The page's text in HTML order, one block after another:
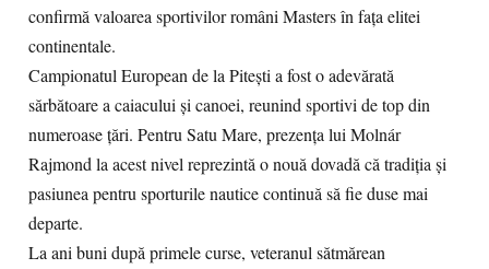
confirmă valoarea sportivilor români Masters în fața elitei
continentale.
Campionatul European de la Pitești a fost o adevărată
sărbătoare a caiacului și canoei, reunind sportivi de top din
numeroase țări. Pentru Satu Mare, prezența lui Molnár
Rajmond la acest nivel reprezintă o nouă dovadă că tradiția și
pasiunea pentru sporturile nautice continuă să fie duse mai
departe.
La ani buni după primele curse, veteranul sătmărean